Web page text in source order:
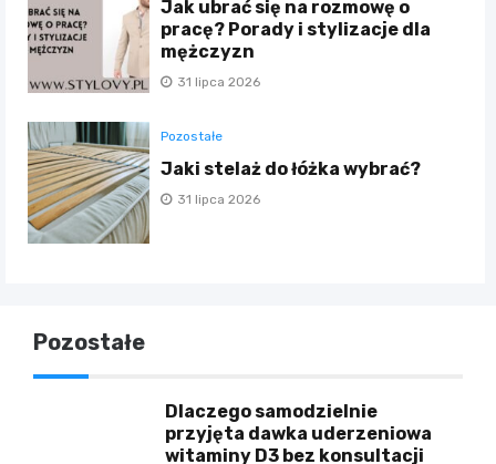
Jak ubrać się na rozmowę o
pracę? Porady i stylizacje dla
mężczyzn
31 lipca 2026
Pozostałe
Jaki stelaż do łóżka wybrać?
31 lipca 2026
Pozostałe
Dlaczego samodzielnie
przyjęta dawka uderzeniowa
witaminy D3 bez konsultacji